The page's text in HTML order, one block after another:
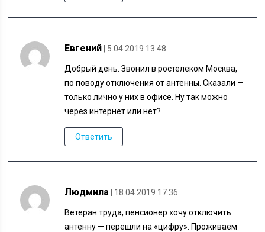
Евгений | 5.04.2019 13:48
Добрый день. Звонил в ростелеком Москва,
по поводу отключения от антенны. Сказали —
только лично у них в офисе. Ну так можно
через интернет или нет?
Ответить
Людмила | 18.04.2019 17:36
Ветеран труда, пенсионер хочу отключить
антенну — перешли на «цифру». Проживаем